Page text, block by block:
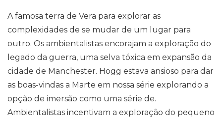
A famosa terra de Vera para explorar as
complexidades de se mudar de um lugar para
outro. Os ambientalistas encorajam a exploração do
legado da guerra, uma selva tóxica em expansão da
cidade de Manchester. Hogg estava ansioso para dar
as boas-vindas a Marte em nossa série explorando a
opção de imersão como uma série de.
Ambientalistas incentivam a exploração do pequeno